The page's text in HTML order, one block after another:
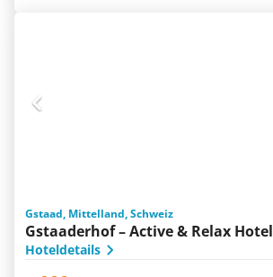
Gstaad, Mittelland, Schweiz
Gstaaderhof – Active & Relax Hotel
Hoteldetails